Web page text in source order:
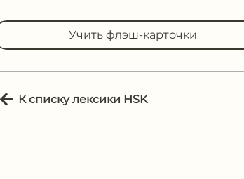
Учить флэш-карточки
К списку лексики HSK